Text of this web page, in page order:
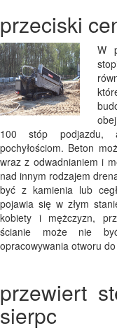
przeciski
W
100 stóp podjazdu,
pochyłościom. Beton
wraz z odwadnianiem i
nad innym rodzajem
być z kamienia lub
pojawia się w złym
kobiety i mężczyzn,
ścianie może nie
opracowywania otworu
przewiert
sierpc